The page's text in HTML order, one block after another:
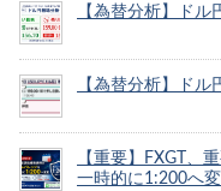
【為替分析】ドル
【為替分析】ドル
【重要】FXGT、
一時的に1:200へ